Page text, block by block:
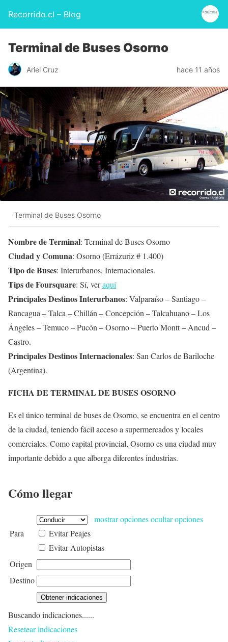
Recorrido.cl – Blog
Terminal de Buses Osorno
Ariel Cruz hace 11 años
Terminal de Buses Osorno
Nombre de Terminal: Terminal de Buses Osorno
Ciudad y Comuna: Osorno (Errázuriz # 1.400)
Tipo de Buses: Interurbanos, Internacionales.
Tips de Foursquare: Sí, veraquí
Principales Destinos Interurbanos: Valparaíso – Santiago –
Rancagua – Talca – Chillán – Concepción – Talcahuano – Los
Ángeles – Temuco – Pucón – Osorno – Puerto Montt – Ancud –
Castro.
Principales Destinos Internacionales: San Carlos de Bariloche
(Argentina).
FICHA DE TERMINAL DE BUSES OSORNO
Es el único terminal de buses de Osorno, se encuentra en el centro
de la ciudad, teniendo fácil acceso a supermercados y locales
comerciales. Como capital provincial, Osorno es una ciudad muy
importante debido a que alberga diferentes industrias.
Cómo llegar
Para
mostrar opcionesocultar opciones
Evitar Peajes
Evitar Autopistas
Origen
Destino
Buscando indicaciones......
Resetear indicaciones